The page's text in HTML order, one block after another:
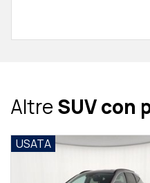
AltreSUV con
USATA